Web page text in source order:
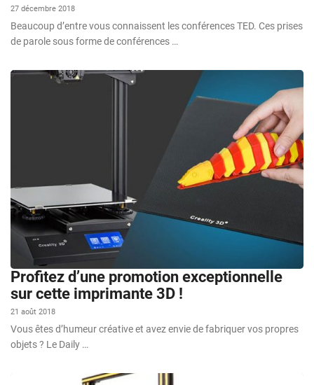
27 décembre 2018
Beaucoup d’entre vous connaissent les conférences TED. Ces prises
de parole sous forme de conférences …
Profitez d’une promotion exceptionnelle
sur cette imprimante 3D !
21 août 2018
Vous êtes d’humeur créative et avez envie de fabriquer vos propres
objets ? Le Daily …